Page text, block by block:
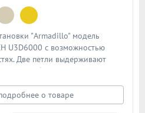
"Armadillo" модель
U3D6000 с возможностью
Две петли выдерживают
для любых межкомнатных
В подробном описании
петли
о товаре